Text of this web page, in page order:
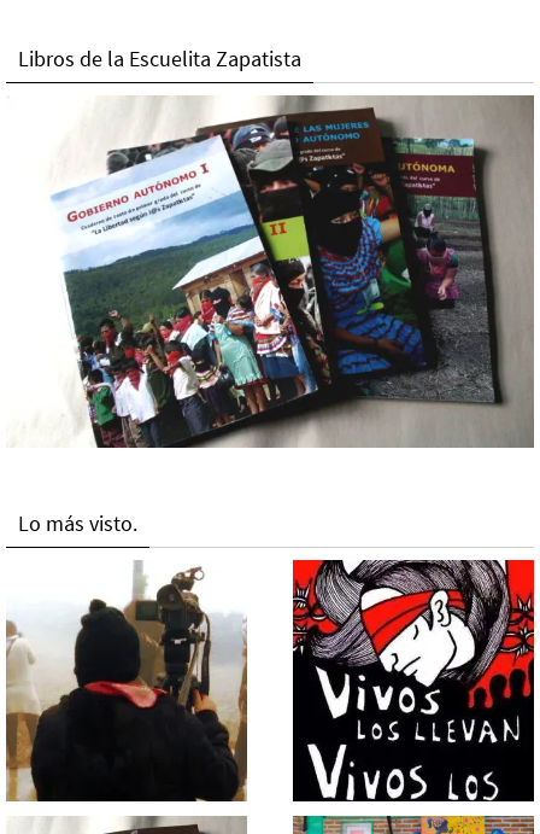
Libros de la Escuelita Zapatista
Lo más visto.